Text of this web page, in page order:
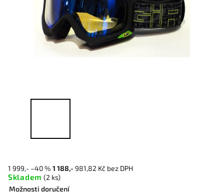
1 999,- –40 % 1 188,- 981,82 Kč bez DPH
Skladem (2 ks)
Možnosti doručení